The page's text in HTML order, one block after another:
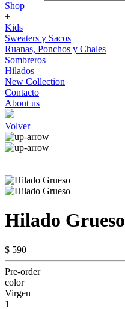
Shop
+
Kids
Sweaters y Sacos
Ruanas, Ponchos y Chales
Sombreros
Hilados
New Collection
Contacto
About us
Volver
Hilado Grueso
$ 590
Pre-order
color
Virgen
1